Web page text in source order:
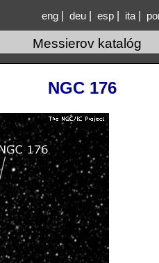
eng| deu| esp| ita|
Messierov katalóg
NGC 176